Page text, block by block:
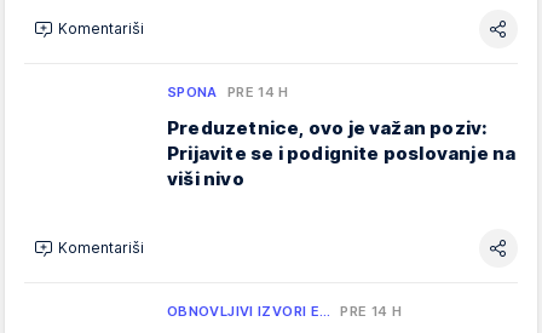
Komentariši
SPONA PRE 14 H
Preduzetnice, ovo je važan poziv:
Prijavite se i podignite poslovanje na
viši nivo
Komentariši
OBNOVLJIVI IZVORI E… PRE 14 H